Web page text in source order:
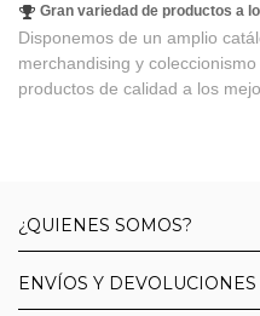
Gran variedad de productos a
Disponemos de un amplio
merchandising y
productos de calidad a los
¿QUIENES SOMOS?
ENVÍOS Y DEVOLUCIONES